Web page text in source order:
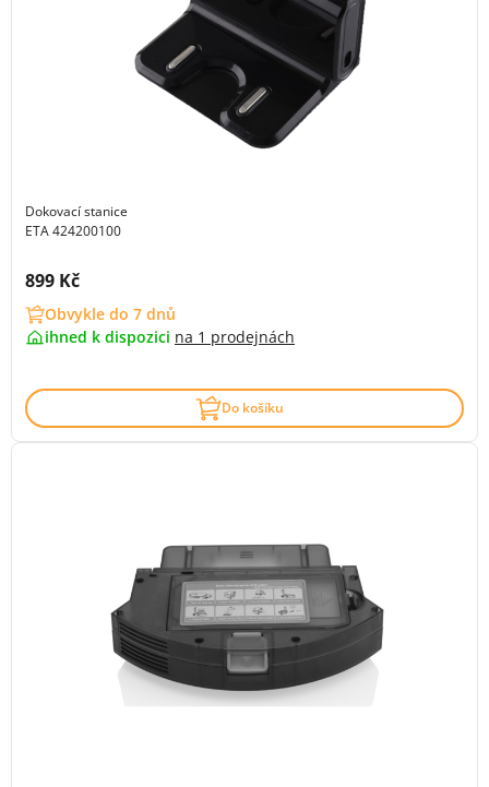
Dokovací stanice
ETA 424200100
Cena s DPH:
899 Kč
Obvykle do 7 dnů
ihned k dispozici na 1 prodejnách
Do košíku